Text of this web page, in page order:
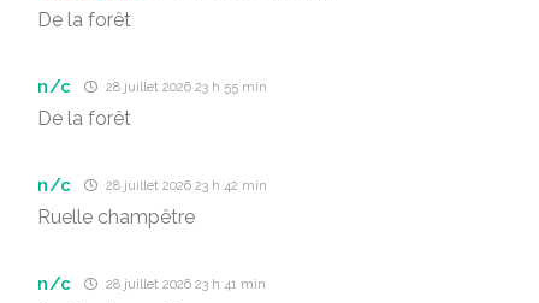
De la forêt
n/c 28 juillet 2026 23 h 55 min
De la forêt
n/c 28 juillet 2026 23 h 42 min
Ruelle champêtre
n/c 28 juillet 2026 23 h 41 min